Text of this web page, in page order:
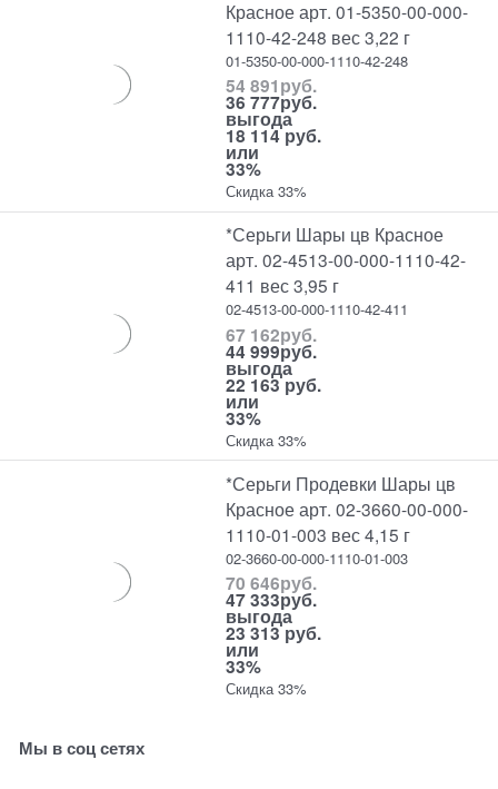
Красное арт. 01-5350-00-000-
1110-42-248 вес 3,22 г
01-5350-00-000-1110-42-248
54 891руб.
36 777руб.
выгода
18 114 руб.
или
33%
Скидка 33%
*Серьги Шары цв Красное
арт. 02-4513-00-000-1110-42-
411 вес 3,95 г
02-4513-00-000-1110-42-411
67 162руб.
44 999руб.
выгода
22 163 руб.
или
33%
Скидка 33%
*Серьги Продевки Шары цв
Красное арт. 02-3660-00-000-
1110-01-003 вес 4,15 г
02-3660-00-000-1110-01-003
70 646руб.
47 333руб.
выгода
23 313 руб.
или
33%
Скидка 33%
Мы в соц сетях